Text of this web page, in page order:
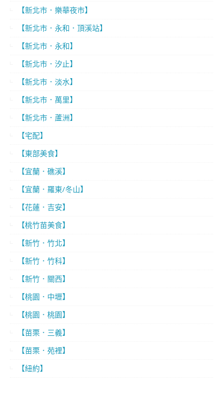
【新北市．樂華夜市】
【新北市．永和．頂溪站】
【新北市．永和】
【新北市．汐止】
【新北市．淡水】
【新北市．萬里】
【新北市．蘆洲】
【宅配】
【東部美食】
【宜蘭．礁溪】
【宜蘭．羅東/冬山】
【花蓮．吉安】
【桃竹苗美食】
【新竹．竹北】
【新竹．竹科】
【新竹．關西】
【桃園．中壢】
【桃園．桃園】
【苗栗．三義】
【苗栗．苑裡】
【紐約】